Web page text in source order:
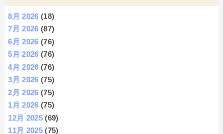
8月 2026 (18)
7月 2026 (87)
6月 2026 (76)
5月 2026 (76)
4月 2026 (76)
3月 2026 (75)
2月 2026 (75)
1月 2026 (75)
12月 2025 (69)
11月 2025 (75)